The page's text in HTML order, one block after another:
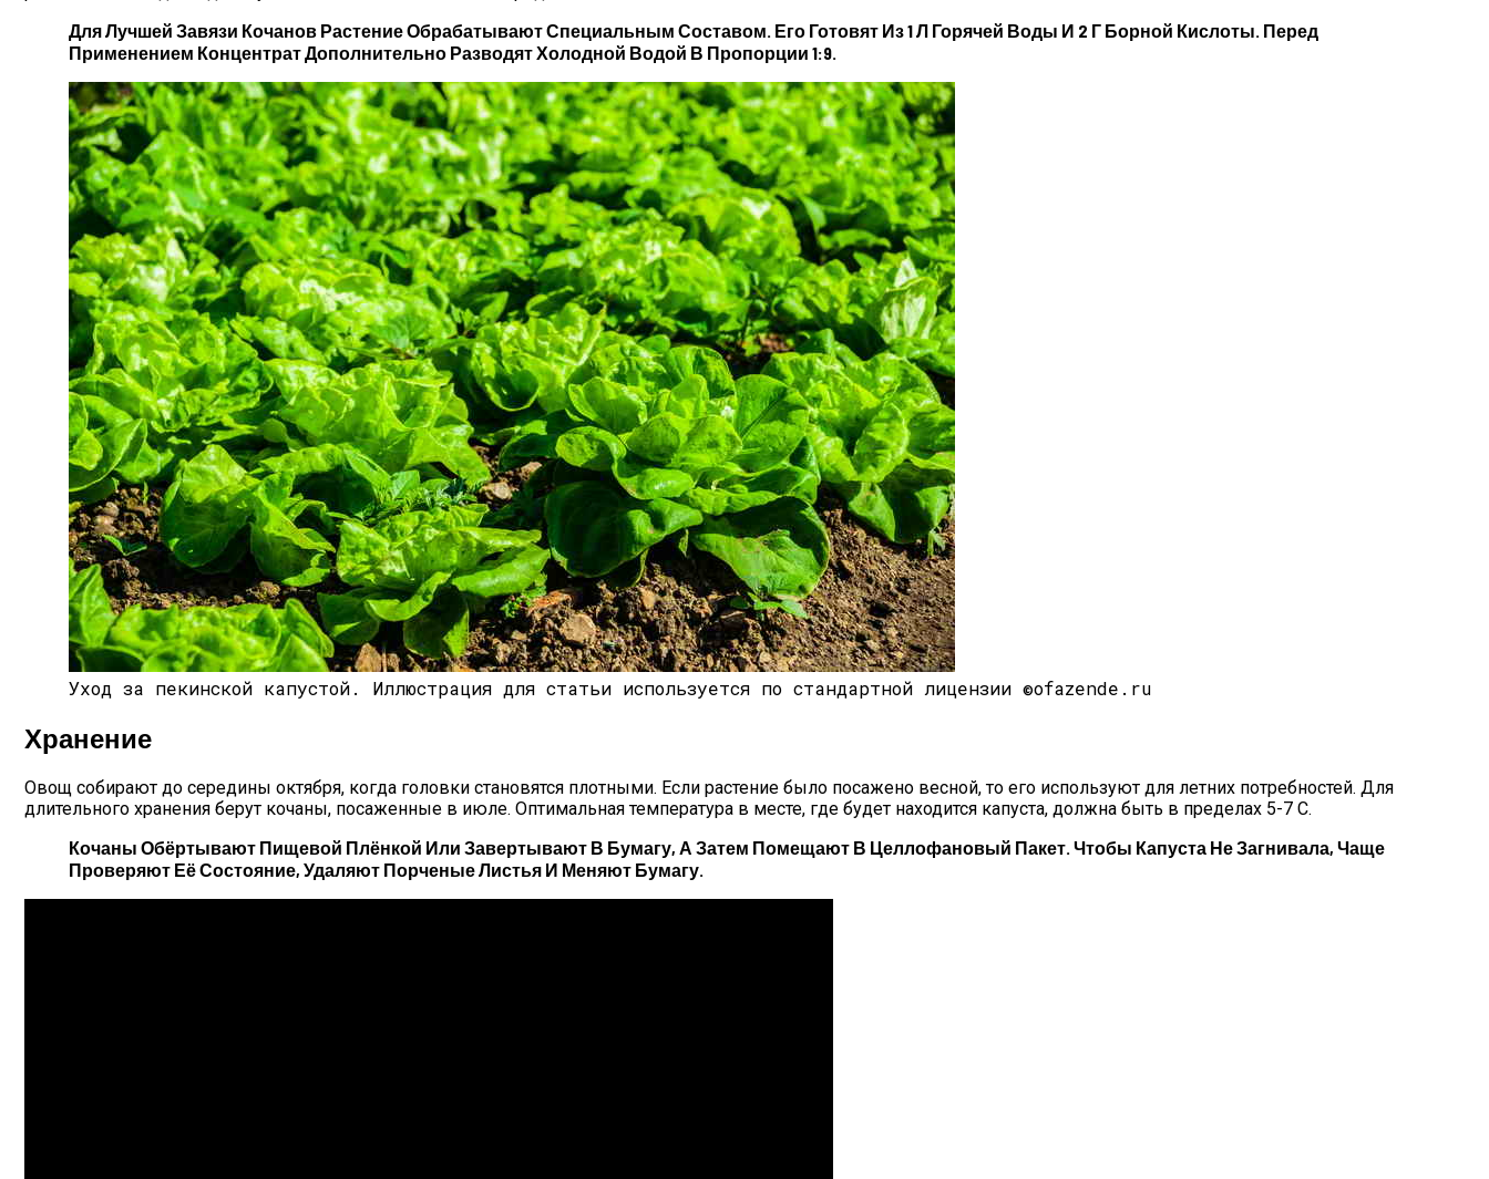
Для Лучшей Завязи Кочанов Растение Обрабатывают Специальным Составом. Его Готовят Из 1 Л Горячей Воды И 2 Г Борной Кислоты. Перед
Применением Концентрат Дополнительно Разводят Холодной Водой В Пропорции 1:9.
Уход за пекинской капустой. Иллюстрация для статьи используется по стандартной лицензии ©ofazende.ru
Хранение
Овощ собирают до середины октября, когда головки становятся плотными. Если растение было посажено весной, то его используют для летних потребностей. Для
длительного хранения берут кочаны, посаженные в июле. Оптимальная температура в месте, где будет находится капуста, должна быть в пределах 5-7 С.
Кочаны Обёртывают Пищевой Плёнкой Или Завертывают В Бумагу, А Затем Помещают В Целлофановый Пакет. Чтобы Капуста Не Загнивала, Чаще
Проверяют Её Состояние, Удаляют Порченые Листья И Меняют Бумагу.